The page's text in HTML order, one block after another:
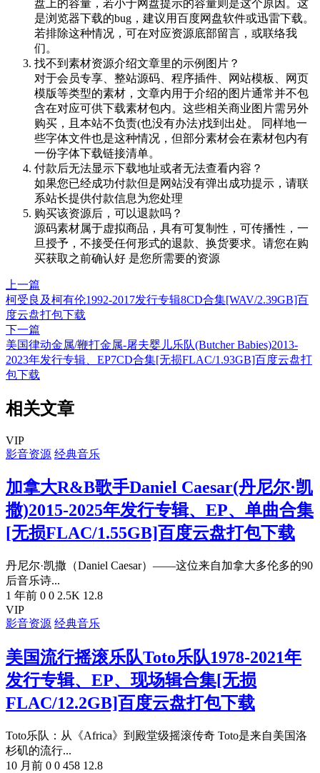
盘上的容量，若小于网盘提示的容量则是这个原因。这
是浏览器下载的bug，建议用百度网盘软件或迅雷下载。
若排除这种情况，可在对应资源底部留言，或联络我
们。
找不到素材资源介绍文章里的示例图片？
对于会员专享、整站源码、程序插件、网站模板、网页
模版等类型的素材，文章内用于介绍的图片通常并不包
含在对应可供下载素材包内。这些相关商业图片需另外
购买，且本站不负责(也没有办法)找到出处。 同样地一
些字体文件也是这种情况，但部分素材会在素材包内有
一份字体下载链接清单。
付款后无法显示下载地址或者无法查看内容？
如果您已经成功付款但是网站没有弹出成功提示，请联
系站长提供付款信息为您处理
购买该资源后，可以退款吗？
源码素材属于虚拟商品，具有可复制性，可传播性，一
旦授予，不接受任何形式的退款、换货要求。请您在购
买获取之前确认好 是您所需要的资源
上一篇
柯受良及柯有伦1992-2017发行专辑8CD合集[WAV/2.39GB]百
度云盘打包下载
下一篇
美国律动金属/鞭打金属-屠夫婴儿乐队(Butcher Babies)2013-
2023年发行专辑、EP7CD合集[无损FLAC/1.93GB]百度云盘打
包下载
相关文章
VIP
影音资源 经典音乐
加拿大R&B歌手Daniel Caesar(丹尼尔·凯
撒)2015-2025年发行专辑、EP、单曲合集
[无损FLAC/1.55GB]百度云盘打包下载
丹尼尔·凯撒（Daniel Caesar）——这位来自加拿大多伦多的90
后音乐诗...
1 年前 0 0 2.5K 12.8
VIP
影音资源 经典音乐
美国流行摇滚乐队Toto乐队1978-2021年
发行专辑、EP、现场辑合集[无损
FLAC/12.2GB]百度云盘打包下载
Toto乐队：从《Africa》到殿堂级摇滚传奇 Toto是来自美国洛
杉矶的流行...
10 月前 0 0 458 12.8